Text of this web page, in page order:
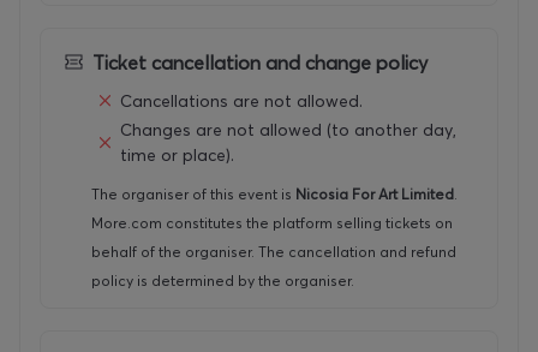
ΣΥΝΕΡΓΑΤΗΣ: Γραφείο Τύπου και Πληροφοριών
ΧΟΡΗΓΟΙ ΦΙΛΟΞΕΝΙΑΣ: Centrum
Hotel Altius Boutique Hotel
OFFICIAL FESTIVAL CAR: Pilakoutas group
ΑΠΟΚΛΕΙΣΤΙΚΟΣ TICKETING PARTNER: more.com
Ticket cancellation and change policy
Cancellations are not allowed.
Changes are not allowed (to another day,
time or place).
The organiser of this event is Nicosia For Art Limited.
More.com constitutes the platform selling tickets on
behalf of the organiser. The cancellation and refund
policy is determined by the organiser.